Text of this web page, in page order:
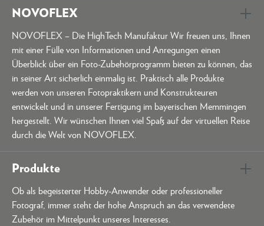
NOVOFLEX
NOVOFLEX – Die HighTech Manufaktur Wir freuen uns, Ihnen
mit einer Fülle von Informationen und Anregungen einen
Überblick über ein Foto-Zubehörprogramm bieten zu können, das
in seiner Art sicherlich einmalig ist. Praktisch alle Produkte
werden von unseren Fotopraktikern und Konstrukteuren
entwickelt und in unserer Fertigung im bayerischen Memmingen
hergestellt. Wir wünschen Ihnen viel Spaß auf der virtuellen Reise
durch die Welt von NOVOFLEX.
Produkte
Ob als begeisterter Hobby-Anwender oder professioneller
Fotograf, immer steht der hohe Anspruch an das verwendete
Zubehör im Mittelpunkt unseres Interesses.